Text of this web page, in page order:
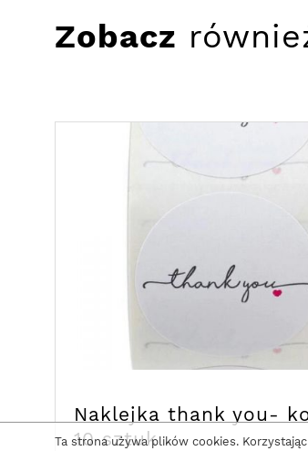
Zobacz
Naklejka thank you-
10 sztuk
Ta strona używa plików cookies.